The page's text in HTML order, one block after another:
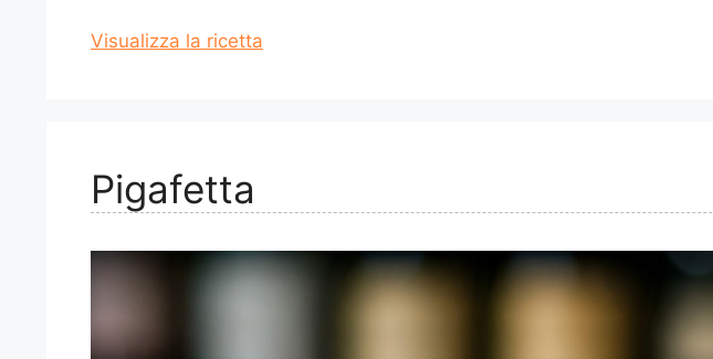
Visualizza la ricetta
Pigafetta